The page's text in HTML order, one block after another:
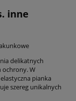
inne
delikatnych
ochrony. W
pianka
szereg unikalnych